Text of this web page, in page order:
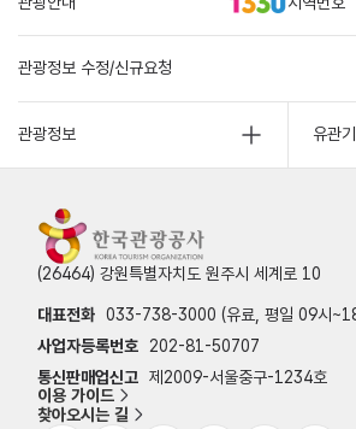
관광정보 수정/신규요청
관광정보 유관
(26464) 강원특별자치도 원주시 세계로 10
대표전화 033-738-3000 (유료, 평일 09시
사업자등록번호
202-81-50707
통신판매업신고 제2009-서울중구-1234호
이용 가이드
찾아오시는 길